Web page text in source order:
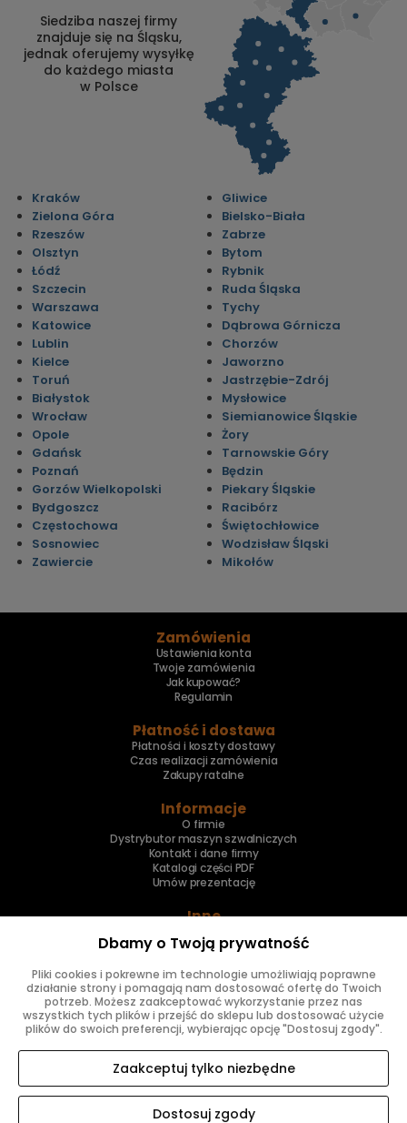
Siedziba naszej firmy
znajduje się na Śląsku,
jednak oferujemy wysyłkę
do każdego miasta
w Polsce
Kraków
Zielona Góra
Rzeszów
Olsztyn
Łódź
Szczecin
Warszawa
Katowice
Lublin
Kielce
Toruń
Białystok
Wrocław
Opole
Gdańsk
Poznań
Gorzów Wielkopolski
Bydgoszcz
Częstochowa
Sosnowiec
Zawiercie
Gliwice
Bielsko-Biała
Zabrze
Bytom
Rybnik
Ruda Śląska
Tychy
Dąbrowa Górnicza
Chorzów
Jaworzno
Jastrzębie-Zdrój
Mysłowice
Siemianowice Śląskie
Żory
Tarnowskie Góry
Będzin
Piekary Śląskie
Racibórz
Świętochłowice
Wodzisław Śląski
Mikołów
Zamówienia
Ustawienia konta
Twoje zamówienia
Jak kupować?
Regulamin
Płatność i dostawa
Płatności i koszty dostawy
Czas realizacji zamówienia
Zakupy ratalne
Informacje
O firmie
Dystrybutor maszyn szwalniczych
Kontakt i dane firmy
Katalogi części PDF
Umów prezentację
Inne
Naprawa maszyn
Znajdziesz nas
Dbamy o Twoją prywatność
Pliki cookies i pokrewne im technologie umożliwiają poprawne
działanie strony i pomagają nam dostosować ofertę do Twoich
potrzeb. Możesz zaakceptować wykorzystanie przez nas
wszystkich tych plików i przejść do sklepu lub dostosować użycie
plików do swoich preferencji, wybierając opcję "Dostosuj zgody".
Zaakceptuj tylko niezbędne
Dostosuj zgody